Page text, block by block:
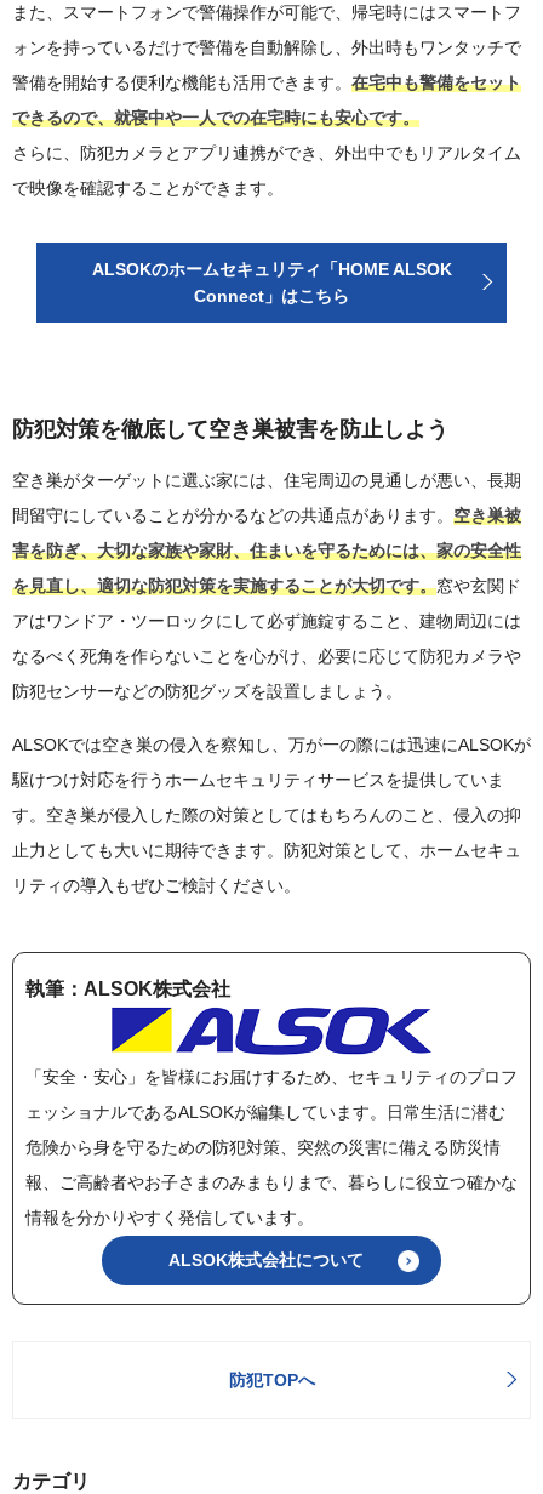
また、スマートフォンで警備操作が可能で、帰宅時にはスマートフ
ォンを持っているだけで警備を自動解除し、外出時もワンタッチで
警備を開始する便利な機能も活用できます。 在宅中も警備をセット
できるので、就寝中や一人での在宅時にも安心です。
さらに、防犯カメラとアプリ連携ができ、外出中でもリアルタイム
で映像を確認することができます。
ALSOKのホームセキュリティ「HOME ALSOK
Connect」はこちら
防犯対策を徹底して空き巣被害を防止しよう
空き巣がターゲットに選ぶ家には、住宅周辺の見通しが悪い、長期
間留守にしていることが分かるなどの共通点があります。 空き巣被
害を防ぎ、大切な家族や家財、住まいを守るためには、家の安全性
を見直し、適切な防犯対策を実施することが大切です。窓や玄関ド
アはワンドア・ツーロックにして必ず施錠すること、建物周辺には
なるべく死角を作らないことを心がけ、必要に応じて防犯カメラや
防犯センサーなどの防犯グッズを設置しましょう。
ALSOKでは空き巣の侵入を察知し、万が一の際には迅速にALSOKが
駆けつけ対応を行うホームセキュリティサービスを提供していま
す。空き巣が侵入した際の対策としてはもちろんのこと、侵入の抑
止力としても大いに期待できます。防犯対策として、ホームセキュ
リティの導入もぜひご検討ください。
執筆：ALSOK株式会社
「安全・安心」を皆様にお届けするため、セキュリティのプロフ
ェッショナルであるALSOKが編集しています。日常生活に潜む
危険から身を守るための防犯対策、突然の災害に備える防災情
報、ご高齢者やお子さまのみまもりまで、暮らしに役立つ確かな
情報を分かりやすく発信しています。
ALSOK株式会社について
防犯TOPへ
カテゴリ